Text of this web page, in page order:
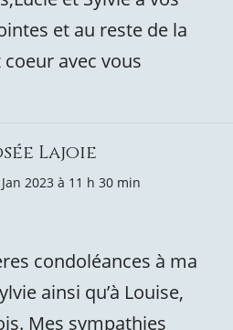
et au reste de la
avec vous
Lajoie
2023 à 11 h 30 min
condoléances à ma
ainsi qu’à Louise,
Mes sympathies